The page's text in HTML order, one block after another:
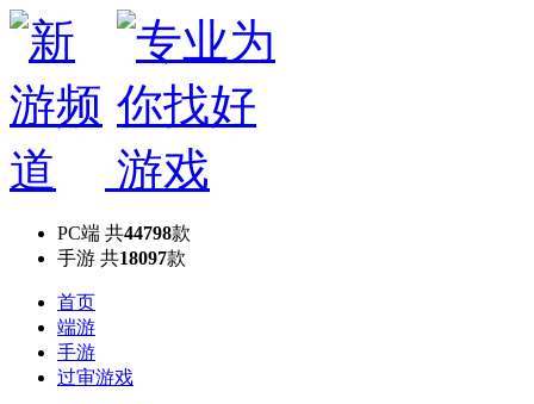
PC端 共44798款
手游 共18097款
首页
端游
手游
过审游戏